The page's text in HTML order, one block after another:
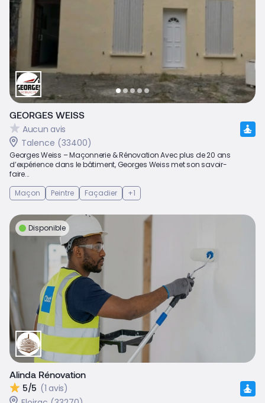
GEORGES WEISS
Aucun avis
Talence (33400)
Georges Weiss – Maçonnerie & Rénovation Avec plus de 20 ans
d’expérience dans le bâtiment, Georges Weiss met son savoir-
faire...
Maçon
Peintre Façadier +1
Disponible
Alinda Rénovation
5/5 (1 avis)